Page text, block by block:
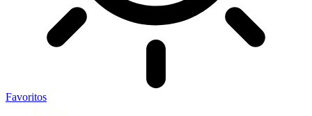
Favoritos